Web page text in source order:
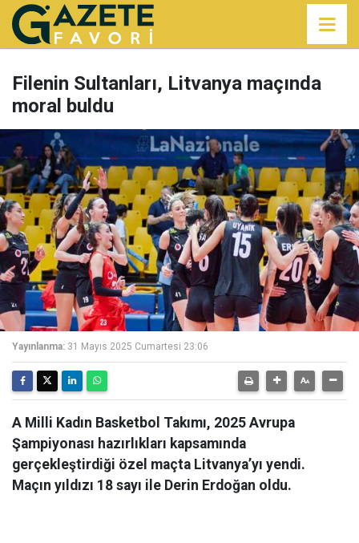
Filenin Sultanları, Litvanya maçında
moral buldu
Yayınlanma: 31 Mayıs 2025 Cumartesi 23:06
A Milli Kadın Basketbol Takımı, 2025 Avrupa
Şampiyonası hazırlıkları kapsamında
gerçekleştirdiği özel maçta Litvanya’yı yendi.
Maçın yıldızı 18 sayı ile Derin Erdoğan oldu.